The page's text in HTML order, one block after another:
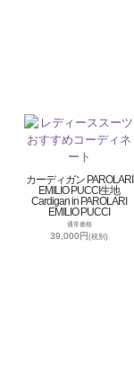
カーディガン PAROLARI
EMILIO PUCCI生地
Cardigan in PAROLARI
EMILIO PUCCI
通常価格
39,000円(税別)